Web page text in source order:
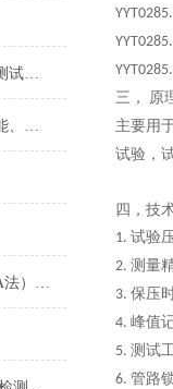
织物透湿量测试仪的标准化测试方法与流程介绍
了解织物渗水性测试仪的功能、优势与行业应用
织物表面摩擦系数测试仪（A法） 检测准确
三，
原
主要用
试验，
四， 技
1. 试验
2. 测量
3. 保压
4. 峰值
5. 测试
6. 管路